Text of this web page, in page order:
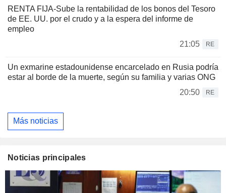
RENTA FIJA-Sube la rentabilidad de los bonos del Tesoro
de EE. UU. por el crudo y a la espera del informe de
empleo
21:05
RE
Un exmarine estadounidense encarcelado en Rusia podría
estar al borde de la muerte, según su familia y varias ONG
20:50
RE
Más noticias
Noticias principales